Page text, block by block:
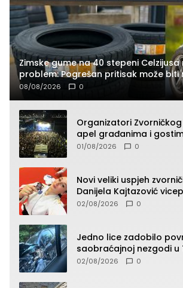
Zimske gume na 40 stepeni Celzijusa
problem: Pogrešan pritisak može
08/08/2026 0
Organizatori
apel građanima i
početak koncertnog
01/08/2026 0
Novi veliki uspjeh
Danijela Kajtazović
Balkana u seniorskoj
02/08/2026 0
Jedno lice zadobilo
saobraćajnoj nezgodi u
(FOTO)
02/08/2026 0